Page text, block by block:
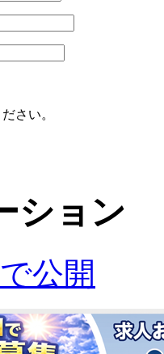
さい。
ション
公開